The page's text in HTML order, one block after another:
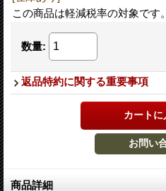
この商品は軽減税率の対象です。
数量:
返品特約に関する重要事項
商品詳細